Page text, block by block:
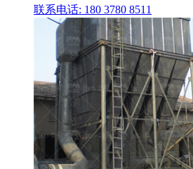
联系电话: 180 3780 8511